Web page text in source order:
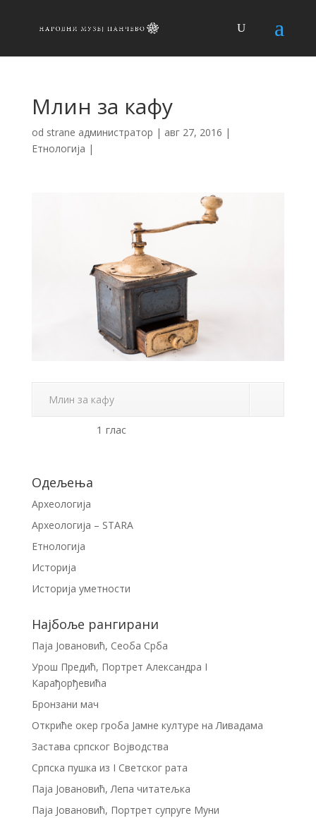
Млин за кафу
od strane администратор | авг 27, 2016 |
Етнологија |
Млин за кафу
1 глас
Одељења
Археологија
Археологија – STARA
Етнологија
Историја
Историја уметности
Најбоље рангирани
Паја Јовановић, Сеоба Срба
Урош Предић, Портрет Александра I
Карађорђевића
Бронзани мач
Откриће окер гроба Јамне културе на Ливадама
Застава српског Војводства
Српска пушка из I Светског рата
Паја Јовановић, Лепа читатељка
Паја Јовановић, Портрет супруге Муни